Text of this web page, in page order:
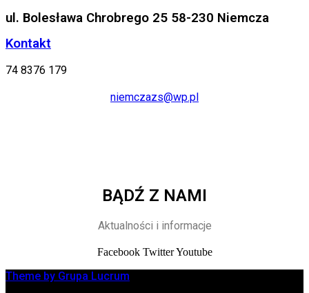
ul. Bolesława Chrobrego 25 58-230 Niemcza
Kontakt
74 8376 179
niemczazs@wp.pl
BĄDŹ Z NAMI
Aktualności i informacje
Facebook Twitter Youtube
Theme by Grupa Lucrum